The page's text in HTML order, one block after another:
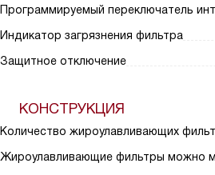
Программируемый переключатель
Индикатор загрязнения фильтра
Защитное отключение
КОНСТРУКЦИЯ
Количество жироулавливающих
Жироулавливающие фильтры можно